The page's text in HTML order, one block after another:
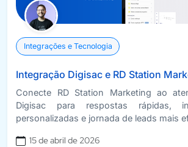
Integrações e Tecnologia
Integração Digisac e RD Station
Conecte RD Station Marketing ao
Digisac para respostas rápidas,
personalizadas e jornada de leads mais
15 de abril de 2026